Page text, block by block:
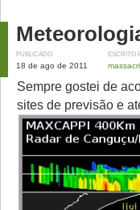
PUBLICADO
18 de ago de 2011
ESCRITO
Sempre gostei de
sites de previsão e